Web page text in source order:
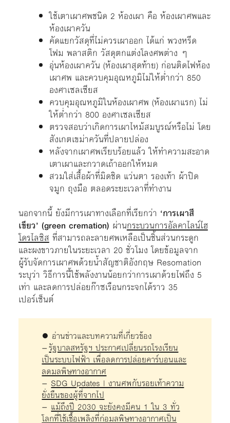
ใช้เตาเผาศพชนิด 2 ห้องเผา คือ ห้องเผาศพและ
ห้องเผาควัน
คัดแยกวัสดุที่ไม่ควรเผาออก ได้แก่ พวงหรีด
โฟม พลาสติก วัสดุตกแต่งโลงศพต่าง ๆ
อุ่นห้องเผาควัน (ห้องเผาสุดท้าย) ก่อนติดไฟห้อง
เผาศพ และควบคุมอุณหภูมิไม่ให้ต่ำกว่า 850
องศาเซลเซียส
ควบคุมอุณหภูมิในห้องเผาศพ (ห้องเผาแรก) ไม่
ให้ต่ำกว่า 800 องศาเซลเซียส
ตรวจสอบว่าเกิดการเผาไหม้สมบูรณ์หรือไม่ โดย
สังเกตเขม่าควันที่ปลายปล่อง
หลังจากเผาศพเรียบร้อยแล้ว ให้ทำความสะอาด
เตาเผาและกวาดเถ้าออกให้หมด
สวมใส่เสื้อผ้าที่มิดชิด แว่นตา รองเท้า ผ้าปิด
จมูก ถุงมือ ตลอดระยะเวลาที่ทำงาน
นอกจากนี้ ยังมีการเผาทางเลือกที่เรียกว่า ‘การเผาสี
เขียว’ (green cremation) ผ่านกระบวนการอัลคาไลน์ไฮ
โดรไลซิสที่สามารถละลายศพเหลือเป็นชิ้นส่วนกระดูก
และผงขาวภายในระยะเวลา 20 ชั่วโมง โดยข้อมูลจาก
ผู้รับจัดการเผาศพด้วยน้ำสัญชาติอังกฤษ Resomation
ระบุว่า วิธีการนี้ใช้พลังงานน้อยกว่าการเผาด้วยไฟถึง 5
เท่า และลดการปล่อยก๊าซเรือนกระจกได้ราว 35
เปอร์เซ็นต์
● อ่านข่าวและบทความที่เกี่ยวข้อง
–รัฐบาลสหรัฐฯ ประกาศเปลี่ยนรถโรงเรียน
เป็นระบบไฟฟ้า เพื่อลดการปล่อยคาร์บอนและ
ลดมลพิษทางอากาศ
– SDG Updates | งานศพกับรอยเท้าความ
ยั่งยืนของผู้ที่จากไป
– แม้ถึงปี 2030 จะยังคงมีคน 1 ใน 3 ทั่ว
โลกที่ใช้เชื้อเพลิงที่ก่อมลพิษทางอากาศเป็น